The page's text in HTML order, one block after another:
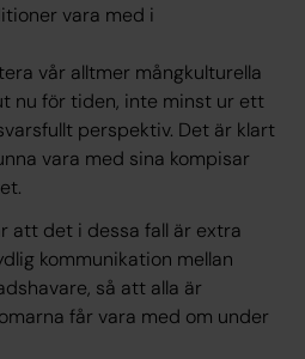
vara med i
vår alltmer mångkulturella
nu för tiden, inte minst ur ett
perspektiv. Det är klart
vara med sina kompisar
att det i dessa fall är extra
kommunikation mellan
så att alla är
får vara med om under